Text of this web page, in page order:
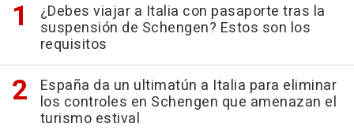
¿Debes viajar a Italia con pasaporte tras la
suspensión de Schengen? Estos son los
requisitos
España da un ultimatún a Italia para eliminar
los controles en Schengen que amenazan el
turismo estival